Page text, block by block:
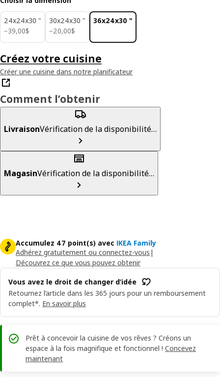
24x24x30 "
−39,00$
39,00$
30x24x30 "
−20,00$
20,00$
36x24x30 "
Créez votre cuisine
Créer une cuisine dans notre planificateur
Comment l’obtenir
LivraisonVérification de la disponibilité…
MagasinVérification de la disponibilité…
Accumulez 47 point(s) avec IKEA Family
Adhérez gratuitement ou connectez-vous |
Découvrez ce que vous pouvez obtenir
Vous avez le droit de changer d’idée
Retournez l’article dans les 365 jours pour un remboursement
complet*. En savoir plus
Prêt à concevoir la cuisine de vos rêves ? Créons un
espace à la fois magnifique et fonctionnel ! Concevez
maintenant